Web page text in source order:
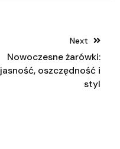
Next
Nowoczesne żarówki:
jasność, oszczędność i
styl